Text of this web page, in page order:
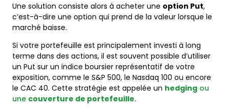
Une solution consiste alors à acheter une option Put,
c’est-à-dire une option qui prend de la valeur lorsque le
marché baisse.
Si votre portefeuille est principalement investi à long
terme dans des actions, il est souvent possible d’utiliser
un Put sur un indice boursier représentatif de votre
exposition, comme le S&P 500, le Nasdaq 100 ou encore
le CAC 40. Cette stratégie est appelée un hedging ou
une couverture de portefeuille.